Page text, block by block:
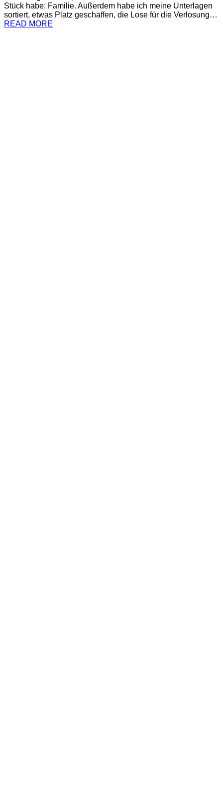
Stück habe: Familie. Außerdem habe ich meine Unterlagen
sortiert, etwas Platz geschaffen, die Lose für die Verlosung…
READ MORE